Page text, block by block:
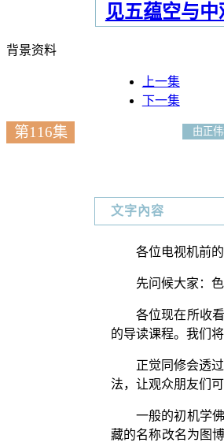
见五蕴空与中
背景资料
上一集
下一集
第116集 由正
文字內容
各位电视机前
先问候大家：
各位现在所收
的导读课程。我们
正觉同修会透
法，让观众朋友们
一般的初机学
藏的名称改名为图